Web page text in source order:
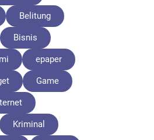
Belitung
Bisnis
epaper
Game
Kriminal